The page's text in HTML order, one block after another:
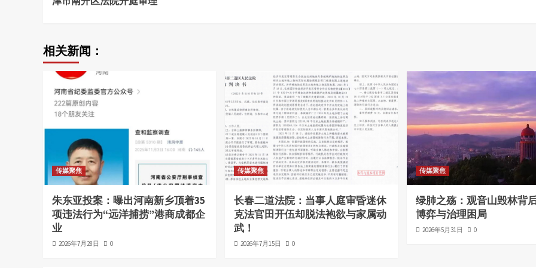
相关新闻：
传媒聚焦
朱东亚投案：曝出河南新乡顶着35
项违法行为“远洋捕捞”港商成都企
业
2026年7月28日 0
传媒聚焦
长春二道法院：当事人庭审昏迷休
克法官田开伍却脱法袍欲与家属动
武！
2026年7月15日 0
传媒聚焦
绿肺之殇：观音山毁林背
博弈与治理困局
2026年5月31日 0